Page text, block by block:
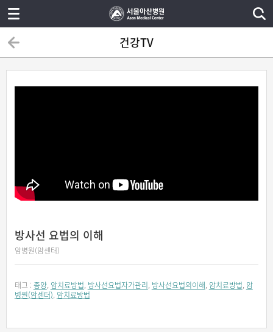
건강TV
방사선 요법의 이해
암병원(암센터)
태그 : 종양, 암치료방법, 방사선요법자가관리, 방사선요법의이해, 암치료방법, 암
병원(암센터), 암치료방법